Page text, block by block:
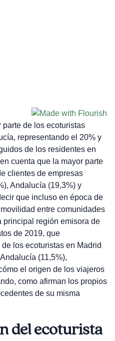
parte de los ecoturistas
representando el 20% y
de los residentes en
cuenta que la mayor parte
clientes de empresas
Andalucía (19,3%) y
que incluso en época de
entre comunidades
principal región emisora de
de 2019, que
los ecoturistas en Madrid
(11,5%),
el origen de los viajeros
como afirman los propios
de su misma
del ecoturista